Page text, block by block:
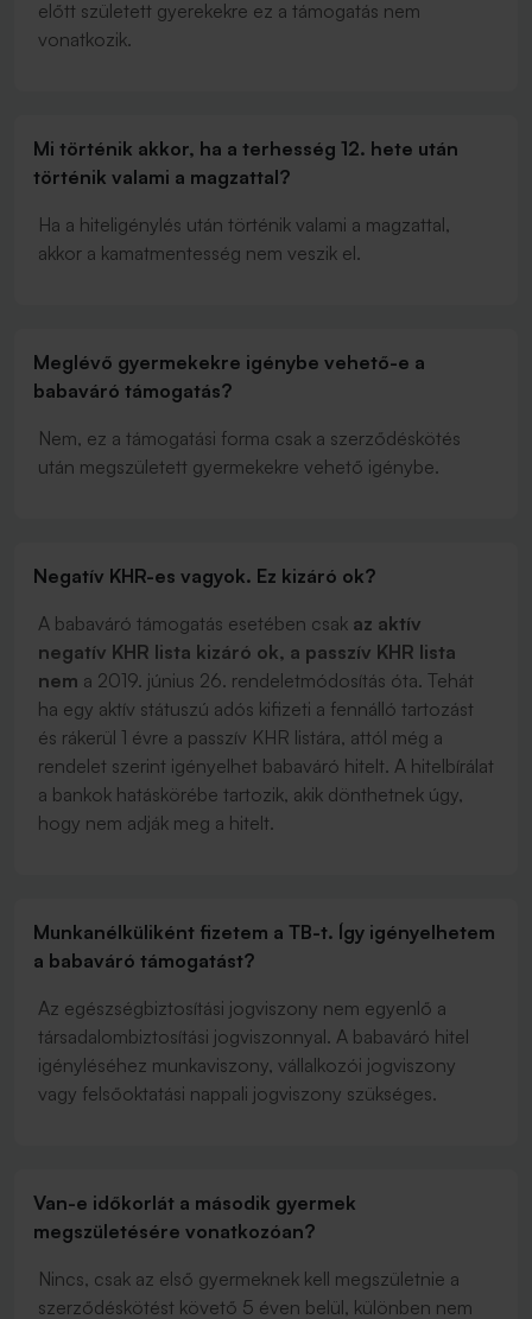
előtt született gyerekekre ez a támogatás nem
vonatkozik.
Mi történik akkor, ha a terhesség 12. hete után
történik valami a magzattal?
Ha a hiteligénylés után történik valami a magzattal,
akkor a kamatmentesség nem veszik el.
Meglévő gyermekekre igénybe vehető-e a
babaváró támogatás?
Nem, ez a támogatási forma csak a szerződéskötés
után megszületett gyermekekre vehető igénybe.
Negatív KHR-es vagyok. Ez kizáró ok?
A babaváró támogatás esetében csak az aktív
negatív KHR lista kizáró ok, a passzív KHR lista
nem a 2019. június 26. rendeletmódosítás óta. Tehát
ha egy aktív státuszú adós kifizeti a fennálló tartozást
és rákerül 1 évre a passzív KHR listára, attól még a
rendelet szerint igényelhet babaváró hitelt. A hitelbírálat
a bankok hatáskörébe tartozik, akik dönthetnek úgy,
hogy nem adják meg a hitelt.
Munkanélküliként fizetem a TB-t. Így igényelhetem
a babaváró támogatást?
Az egészségbiztosítási jogviszony nem egyenlő a
társadalombiztosítási jogviszonnyal. A babaváró hitel
igényléséhez munkaviszony, vállalkozói jogviszony
vagy felsőoktatási nappali jogviszony szükséges.
Van-e időkorlát a második gyermek
megszületésére vonatkozóan?
Nincs, csak az első gyermeknek kell megszületnie a
szerződéskötést követő 5 éven belül, különben nem